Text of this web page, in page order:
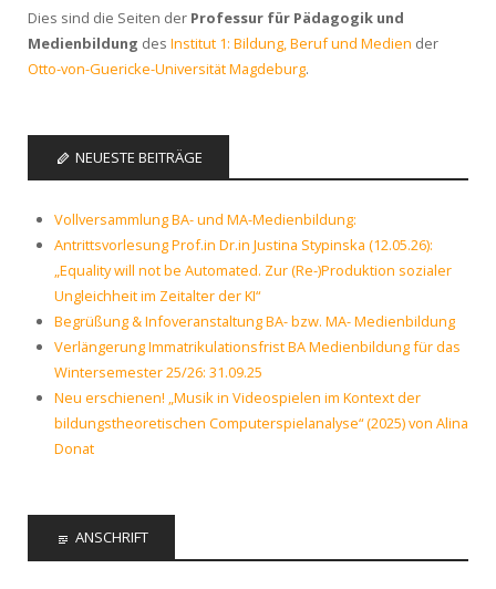
Dies sind die Seiten der Professur für Pädagogik und
Medienbildung des Institut 1: Bildung, Beruf und Medien der
Otto-von-Guericke-Universität Magdeburg.
NEUESTE BEITRÄGE
Vollversammlung BA- und MA-Medienbildung:
Antrittsvorlesung Prof.in Dr.in Justina Stypinska (12.05.26):
„Equality will not be Automated. Zur (Re-)Produktion sozialer
Ungleichheit im Zeitalter der KI“
Begrüßung & Infoveranstaltung BA- bzw. MA- Medienbildung
Verlängerung Immatrikulationsfrist BA Medienbildung für das
Wintersemester 25/26: 31.09.25
Neu erschienen! „Musik in Videospielen im Kontext der
bildungstheoretischen Computerspielanalyse“ (2025) von Alina
Donat
ANSCHRIFT